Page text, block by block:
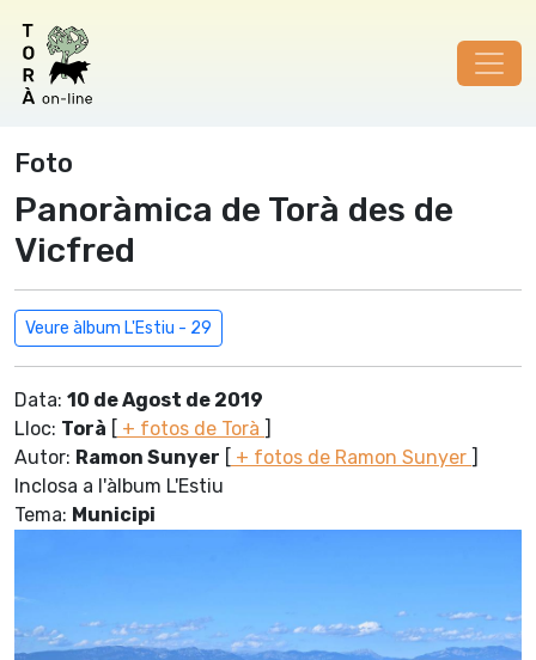
Foto
Panoràmica de Torà des de
Vicfred
Veure àlbum L'Estiu - 29
Data: 10 de Agost de 2019
Lloc: Torà [ + fotos de Torà ]
Autor: Ramon Sunyer [ + fotos de Ramon Sunyer ]
Inclosa a l'àlbum L'Estiu
Tema: Municipi